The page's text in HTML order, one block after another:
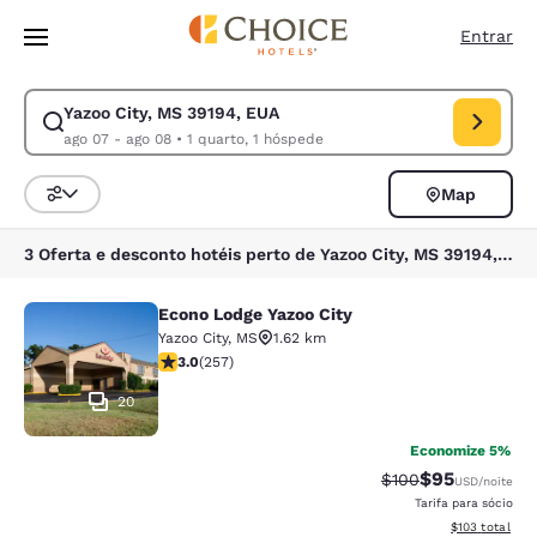
Pular Para Conteúdo Principal
Entrar
Yazoo City, MS 39194, EUA
ago 07 - ago 08• 1 quarto, 1 hóspede
Modificar pesquisa para Yazoo City, MS 39194, EUA. Data de check-in
Classificar e filtrar
Map
3 Oferta e desconto hotéis perto de Yazoo City, MS 39194, EUA
Econo Lodge Yazoo City
20
Econo Lodge Yazoo City
Yazoo City, MS
1.62 km
classificação 3.04 estrelas. Razoável. 257 avaliações
3.0(257)
Economize 5%
Tarifa anterior
$100Tarifa com
$95USD/noite
Tarifa para sócio
Exibir
$103 total